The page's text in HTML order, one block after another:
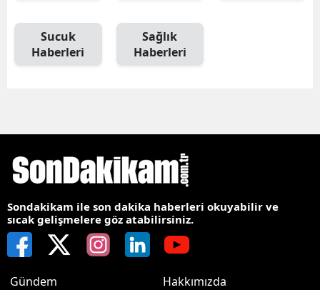
Sucuk
Haberleri
Sağlık
Haberleri
Sondakikam ile son dakika haberleri okuyabilir ve
sıcak gelişmelere göz atabilirsiniz.
Gündem
Hakkımızda